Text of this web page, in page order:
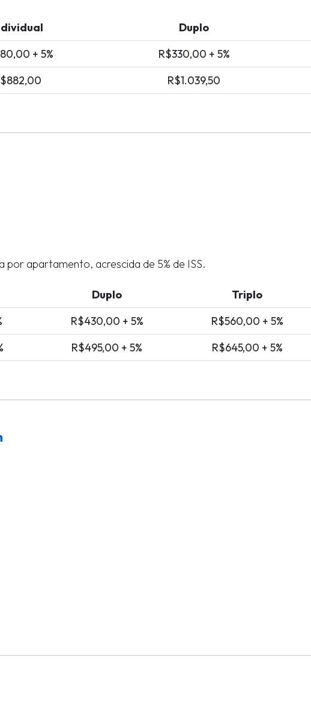
Duplo
+ 5% R$330,00 + 5%
R$1.039,50
por apartamento, acrescida de 5% de ISS.
Duplo Triplo
R$430,00 + 5% R$560,00 + 5%
R$495,00 + 5% R$645,00 + 5%